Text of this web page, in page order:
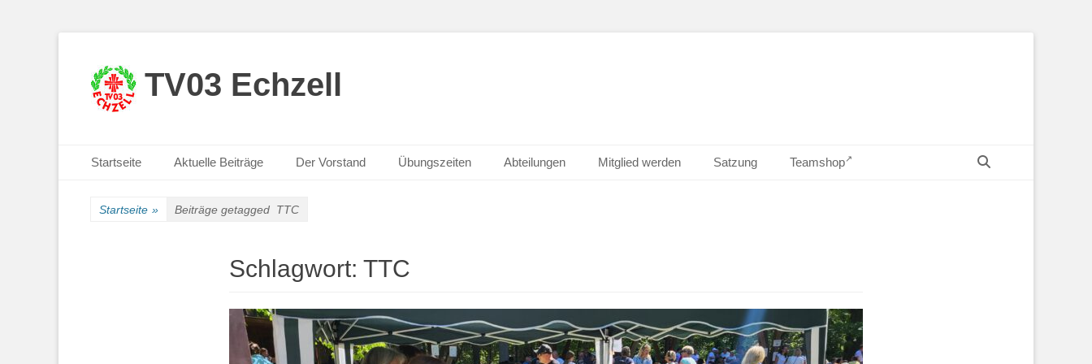
TV03 Echzell
Primäres Menü
Inhalt
Startseite Aktuelle Beiträge Der Vorstand Übungszeiten Abteilungen Mitglied werden Satzung Teamshop
Startseite » Beiträge getagged TTC
Schlagwort: TTC